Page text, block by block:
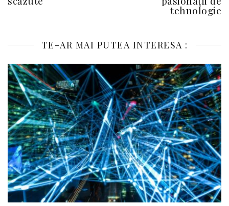
tehnologie
TE-AR MAI PUTEA INTERESA :